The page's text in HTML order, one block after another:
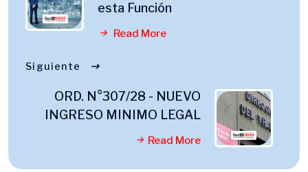
esta Función
Read More
Siguiente
ORD. N°307/28 - NUEVO
INGRESO MINIMO LEGAL
Read More